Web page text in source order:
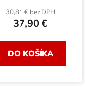
30,81 € bez DPH
37,90 €
DO KOŠÍKA